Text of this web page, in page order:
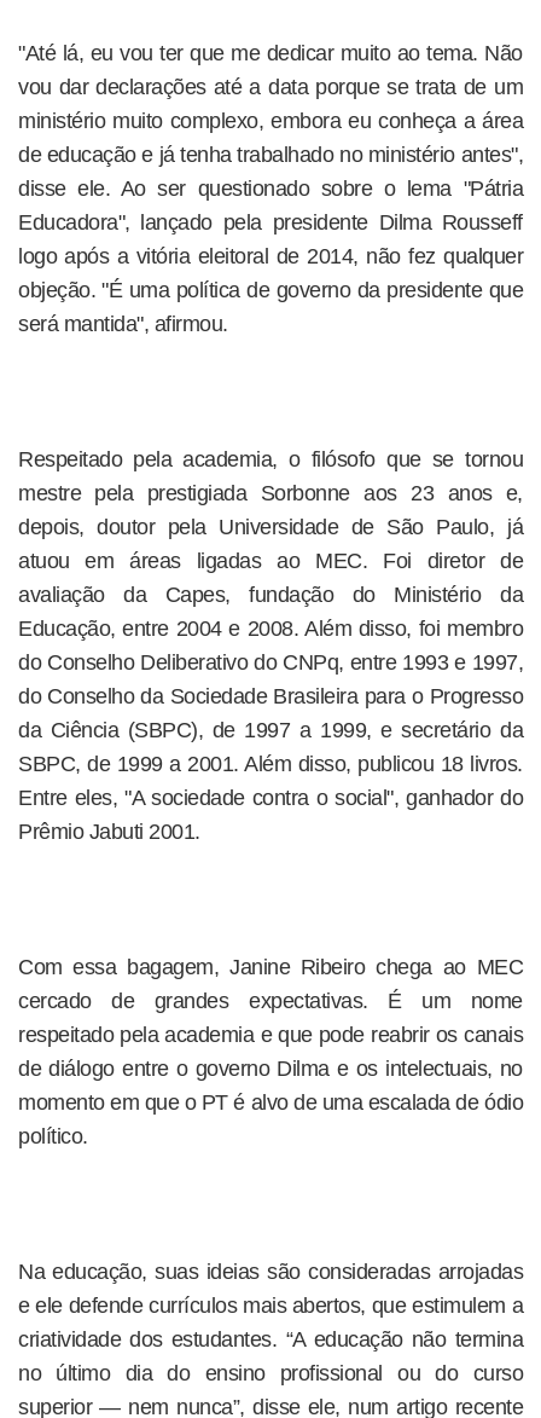
"Até lá, eu vou ter que me dedicar muito ao tema. Não
vou dar declarações até a data porque se trata de um
ministério muito complexo, embora eu conheça a área
de educação e já tenha trabalhado no ministério antes",
disse ele. Ao ser questionado sobre o lema "Pátria
Educadora", lançado pela presidente Dilma Rousseff
logo após a vitória eleitoral de 2014, não fez qualquer
objeção. "É uma política de governo da presidente que
será mantida", afirmou.
Respeitado pela academia, o filósofo que se tornou
mestre pela prestigiada Sorbonne aos 23 anos e,
depois, doutor pela Universidade de São Paulo, já
atuou em áreas ligadas ao MEC. Foi diretor de
avaliação da Capes, fundação do Ministério da
Educação, entre 2004 e 2008. Além disso, foi membro
do Conselho Deliberativo do CNPq, entre 1993 e 1997,
do Conselho da Sociedade Brasileira para o Progresso
da Ciência (SBPC), de 1997 a 1999, e secretário da
SBPC, de 1999 a 2001. Além disso, publicou 18 livros.
Entre eles, "A sociedade contra o social", ganhador do
Prêmio Jabuti 2001.
Com essa bagagem, Janine Ribeiro chega ao MEC
cercado de grandes expectativas. É um nome
respeitado pela academia e que pode reabrir os canais
de diálogo entre o governo Dilma e os intelectuais, no
momento em que o PT é alvo de uma escalada de ódio
político.
Na educação, suas ideias são consideradas arrojadas
e ele defende currículos mais abertos, que estimulem a
criatividade dos estudantes. “A educação não termina
no último dia do ensino profissional ou do curso
superior — nem nunca”, disse ele, num artigo recente